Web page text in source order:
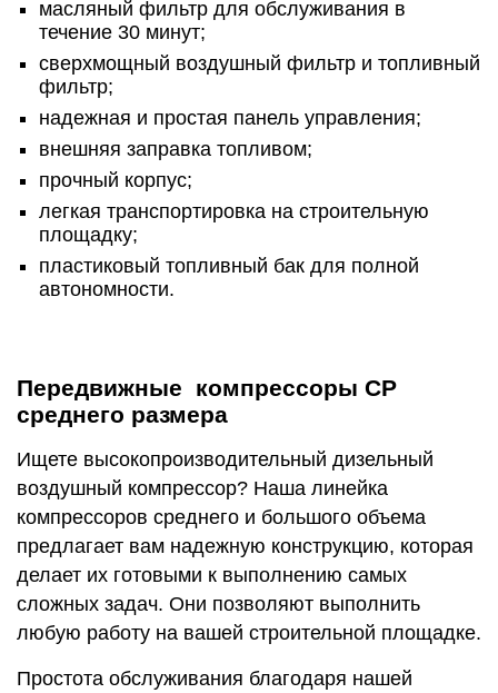
масляный фильтр для обслуживания в
течение 30 минут;
сверхмощный воздушный фильтр и топливный
фильтр;
надежная и простая панель управления;
внешняя заправка топливом;
прочный корпус;
легкая транспортировка на строительную
площадку;
пластиковый топливный бак для полной
автономности.
Передвижные компрессоры CP
среднего размера
Ищете высокопроизводительный дизельный
воздушный компрессор? Наша линейка
компрессоров среднего и большого объема
предлагает вам надежную конструкцию, которая
делает их готовыми к выполнению самых
сложных задач. Они позволяют выполнить
любую работу на вашей строительной площадке.
Простота обслуживания благодаря нашей